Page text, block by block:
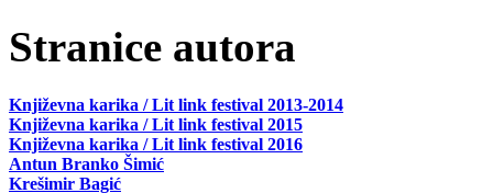
Stranice autora
Književna karika / Lit link festival 2013-2014
Književna karika / Lit link festival 2015
Književna karika / Lit link festival 2016
Antun Branko Šimić
Krešimir Bagić